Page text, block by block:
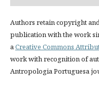
Authors retain copyright
publication with the work
aCreative Commons
work with recognition of
Antropologia Portuguesa